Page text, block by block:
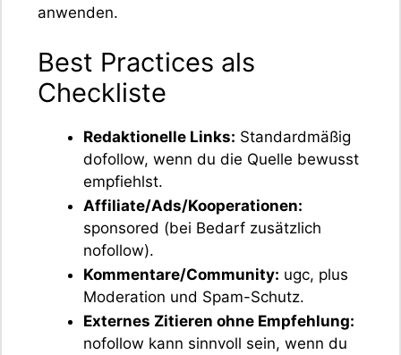
anwenden.
Best Practices als
Checkliste
Redaktionelle Links: Standardmäßig
dofollow, wenn du die Quelle bewusst
empfiehlst.
Affiliate/Ads/Kooperationen:
sponsored (bei Bedarf zusätzlich
nofollow).
Kommentare/Community: ugc, plus
Moderation und Spam-Schutz.
Externes Zitieren ohne Empfehlung:
nofollow kann sinnvoll sein, wenn du